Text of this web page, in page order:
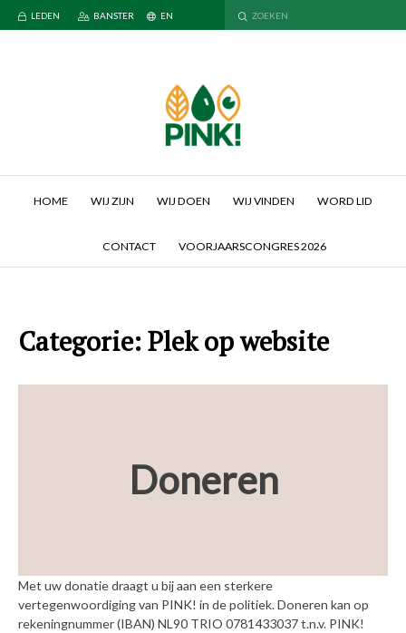
LEDEN BANSTER EN
HOME WIJ ZIJN WIJ DOEN WIJ VINDEN WORD LID
CONTACT VOORJAARSCONGRES 2026
Categorie:Plek op website
Doneren
Met uw donatie draagt u bij aan een sterkere
vertegenwoordiging van PINK! in de politiek. Doneren kan op
rekeningnummer (IBAN) NL90 TRIO 0781433037 t.n.v. PINK!